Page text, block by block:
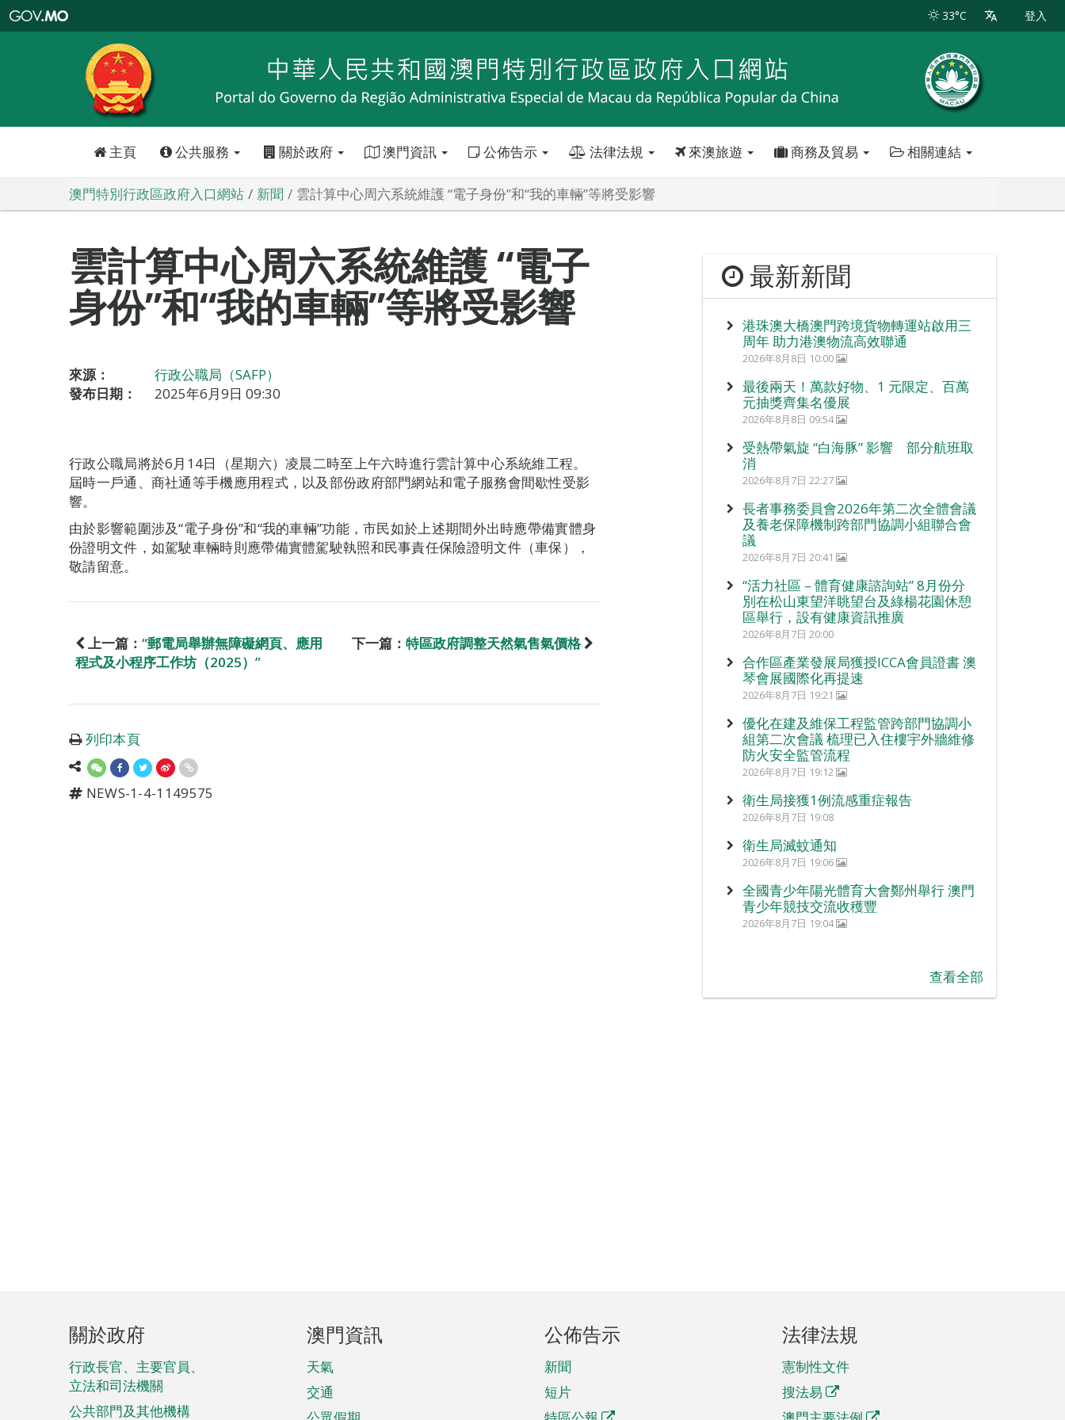
特
政
區
政
口
33°C 登入
主頁 公共服務 關於政府 澳門資訊 公佈告示 法律法規 來澳旅遊 商務及貿易 相關連結
澳門特別行政區政府入口網站 新聞 雲計算中心周六系統維護 “電子身份”和“我的車輛”等將受影響
雲計算中心周六系統維護 “電子
身份”和“我的車輛”等將受影響
來源：
行政公職局（SAFP）
發布日期：
2025年6月9日 09:30
行政公職局將於6月14日（星期六）凌晨二時至上午六時進行雲計算中心系統維工程。
屆時一戶通、商社通等手機應用程式，以及部份政府部門網站和電子服務會間歇性受影
響。
由於影響範圍涉及“電子身份”和“我的車輛”功能，市民如於上述期間外出時應帶備實體身
份證明文件，如駕駛車輛時則應帶備實體駕駛執照和民事責任保險證明文件（車保），
敬請留意。
上一篇： “郵電局舉辦無障礙網頁、應用
程式及小程序工作坊（2025）”
下一篇： 特區政府調整天然氣售氣價格
列印本頁
NEWS-1-4-1149575
最新新聞
港珠澳大橋澳門跨境貨物轉運站啟用三
周年 助力港澳物流高效聯通
2026年8月8日 10:00
最後兩天！萬款好物、1 元限定、百萬
元抽獎齊集名優展
2026年8月8日 09:54
受熱帶氣旋 “白海豚” 影響 部分航班取
消
2026年8月7日 22:27
長者事務委員會2026年第二次全體會議
及養老保障機制跨部門協調小組聯合會
議
2026年8月7日 20:41
“活力社區 – 體育健康諮詢站” 8月份分
別在松山東望洋眺望台及綠楊花園休憩
區舉行，設有健康資訊推廣
2026年8月7日 20:00
合作區產業發展局獲授ICCA會員證書 澳
琴會展國際化再提速
2026年8月7日 19:21
優化在建及維保工程監管跨部門協調小
組第二次會議 梳理已入住樓宇外牆維修
防火安全監管流程
2026年8月7日 19:12
衛生局接獲1例流感重症報告
2026年8月7日 19:08
衛生局滅蚊通知
2026年8月7日 19:06
全國青少年陽光體育大會鄭州舉行 澳門
青少年競技交流收穫豐
2026年8月7日 19:04
查看全部
頁
腳
菜
單
關於政府
行政長官、主要官員、
立法和司法機關
公共部門及其他機構
澳門資訊
天氣
交通
公佈告示
新聞
短片
法律法規
憲制性文件
搜法易